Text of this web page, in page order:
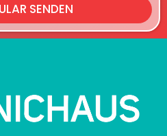
SENDEN